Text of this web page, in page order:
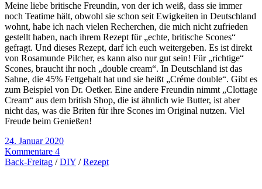
Meine liebe britische Freundin, von der ich weiß, dass sie immer
noch Teatime hält, obwohl sie schon seit Ewigkeiten in Deutschland
wohnt, habe ich nach vielen Recherchen, die mich nicht zufrieden
gestellt haben, nach ihrem Rezept für „echte, britische Scones“
gefragt. Und dieses Rezept, darf ich euch weitergeben. Es ist direkt
von Rosamunde Pilcher, es kann also nur gut sein! Für „richtige“
Scones, braucht ihr noch „double cream“. In Deutschland ist das
Sahne, die 45% Fettgehalt hat und sie heißt „Créme double“. Gibt es
zum Beispiel von Dr. Oetker. Eine andere Freundin nimmt „Clottage
Cream“ aus dem british Shop, die ist ähnlich wie Butter, ist aber
nicht das, was die Briten für ihre Scones im Original nutzen. Viel
Freude beim Genießen!
24. Januar 2020
Kommentare 4
Back-Freitag /DIY /Rezept